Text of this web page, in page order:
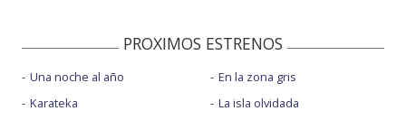
PROXIMOS ESTRENOS
Una noche al año
Karateka
En la zona gris
La isla olvidada